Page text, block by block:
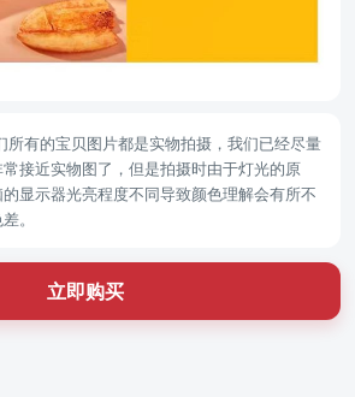
所有的宝贝图片都是实物拍摄，我们已经尽量
接近实物图了，但是拍摄时由于灯光的原
显示器光亮程度不同导致颜色理解会有所不
。
立即购买